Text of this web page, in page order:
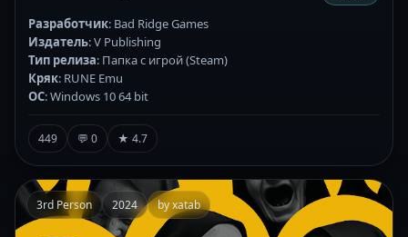
Разработчик: Bad Ridge Games
Издатель: V Publishing
Тип релиза: Папка с игрой (Steam)
Кряк: RUNE Emu
ОС: Windows 10 64 bit
449 💬 0 ★ 4.7
3rd Person 2024 by xatab